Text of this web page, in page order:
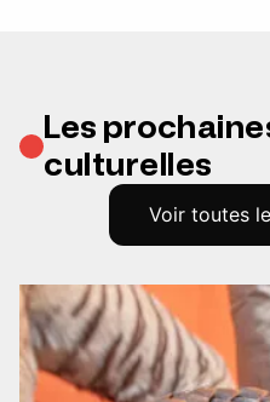
Les
culturelles
Voir toutes